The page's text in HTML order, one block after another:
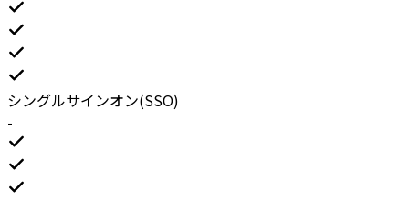
シングルサインオン(SSO)
-